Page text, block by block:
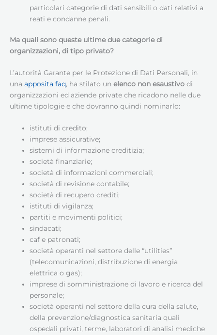
particolari categorie di dati sensibili o dati relativi a
reati e condanne penali.
Ma quali sono queste ultime due categorie di
organizzazioni, di tipo privato?
L’autorità Garante per le Protezione di Dati Personali, in
una apposita faq, ha stilato un elenco non esaustivo di
organizzazioni ed aziende private che ricadono nelle due
ultime tipologie e che dovranno quindi nominarlo:
istituti di credito;
imprese assicurative;
sistemi di informazione creditizia;
società finanziarie;
società di informazioni commerciali;
società di revisione contabile;
società di recupero crediti;
istituti di vigilanza;
partiti e movimenti politici;
sindacati;
caf e patronati;
società operanti nel settore delle “utilities”
(telecomunicazioni, distribuzione di energia
elettrica o gas);
imprese di somministrazione di lavoro e ricerca del
personale;
società operanti nel settore della cura della salute,
della prevenzione/diagnostica sanitaria quali
ospedali privati, terme, laboratori di analisi mediche